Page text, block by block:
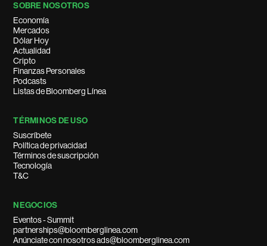
SOBRE NOSOTROS
Economía
Mercados
Dólar Hoy
Actualidad
Cripto
Finanzas Personales
Podcasts
Listas de Bloomberg Línea
TÉRMINOS DE USO
Suscríbete
Política de privacidad
Términos de suscripción
Tecnología
T&C
NEGOCIOS
Eventos - Summit
partnerships@bloomberglinea.com
Anúnciate con nosotros ads@bloomberglinea.com